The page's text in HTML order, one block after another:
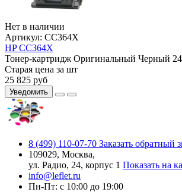
Нет в наличии
Артикул: CC364X
HP CC364X
Тонер-картридж Оригинальный Черный
Старая цена за шт
25 825 руб
Уведомить
8 (499) 110-07-70 Заказать обратный
109029, Москва,
ул. Радио, 24, корпус 1 Показать на
info@leflet.ru
Пн-Пт: с 10:00 до 19:00